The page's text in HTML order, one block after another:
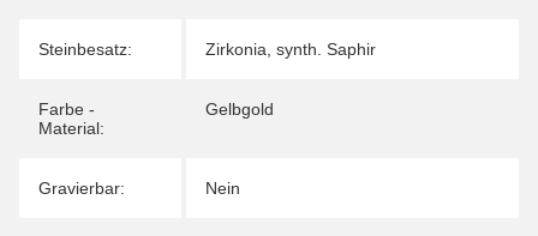
Steinbesatz: Zirkonia synth. Saphir
Farbe -
Material:
Gelbgold
Gravierbar: Nein